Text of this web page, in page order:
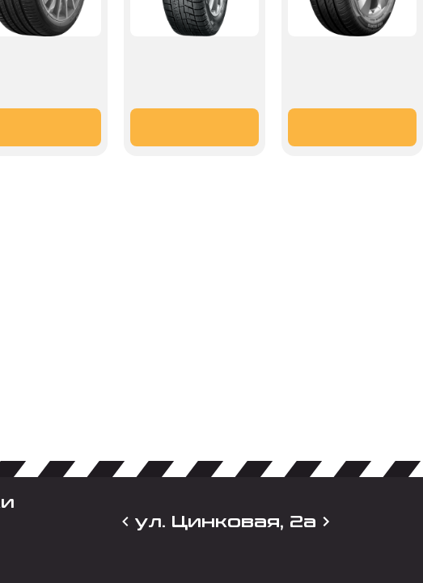
ул. Цинковая, 2а